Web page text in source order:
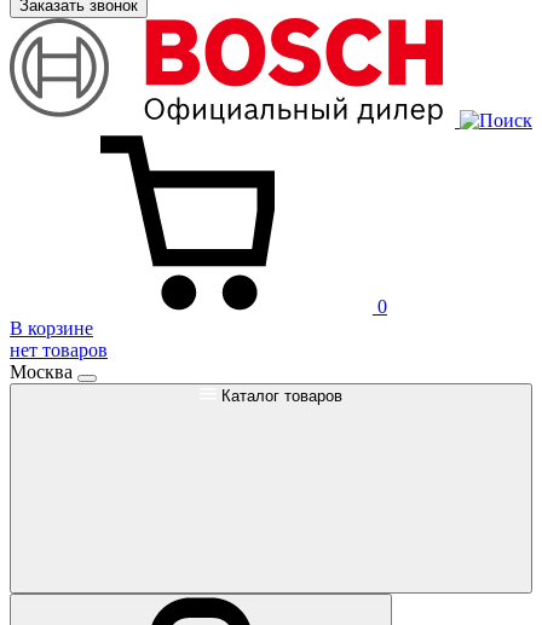
Заказать звонок
0
В корзине
нет товаров
Москва
Каталог товаров